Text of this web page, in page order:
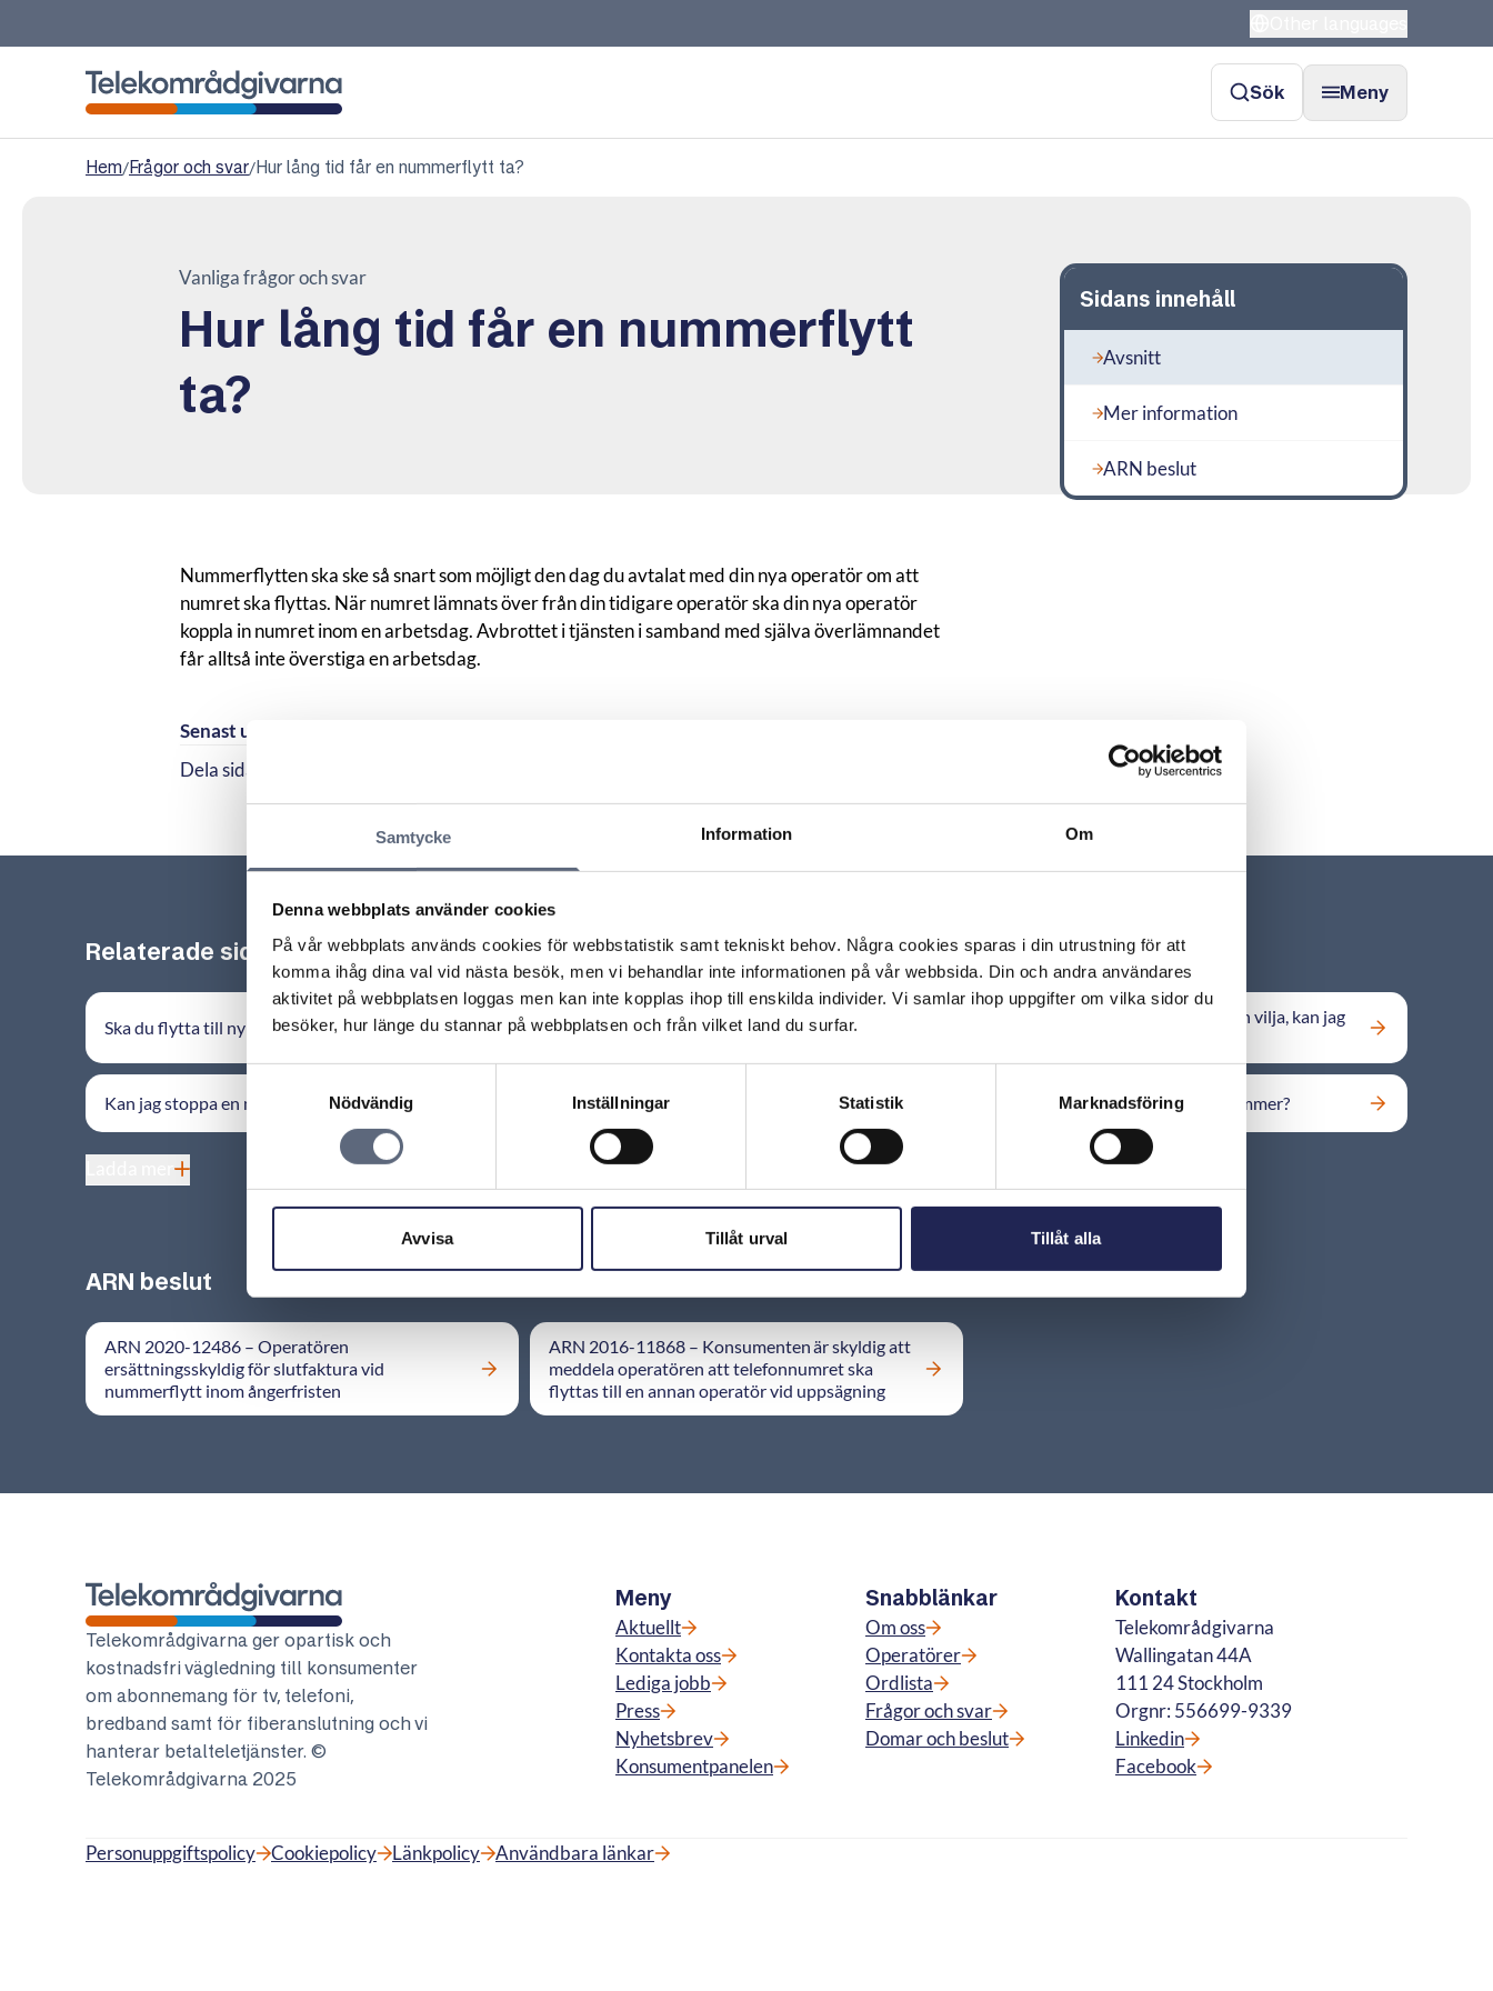
Samtycke Information Om
Denna webbplats använder cookies
På vår webbplats används cookies för webbstatistik samt tekniskt behov. Några cookies sparas i din utrustning för att
komma ihåg dina val vid nästa besök, men vi behandlar inte informationen på vår webbsida. Din och andra användares
aktivitet på webbplatsen loggas men kan inte kopplas ihop till enskilda individer. Vi samlar ihop uppgifter om vilka sidor du
besöker, hur länge du stannar på webbplatsen och från vilket land du surfar.
Samtyckesval
Nödvändig
Inställningar Statistik Marknadsföring
Avvisa Tillåt urval Tillåt alla
Sök Meny
Hem/Frågor och svar/Hur lång tid får en nummerflytt ta?
Vanliga frågor och svar
Hur lång tid får en nummerflytt
ta?
Sidans innehåll
Avsnitt
Mer information
ARN beslut
Nummerflytten ska ske så snart som möjligt den dag du avtalat med din nya operatör om att
numret ska flyttas. När numret lämnats över från din tidigare operatör ska din nya operatör
koppla in numret inom en arbetsdag. Avbrottet i tjänsten i samband med själva överlämnandet
får alltså inte överstiga en arbetsdag.
Senast uppdaterad:
Dela sidan
Relaterade sidor till frågan
Ska du flytta till ny adress?
Måste jag betala för ett mobilabonnemang som
mitt nummer har flyttats från?
Mitt nummer har flyttats mot min vilja, kan jag
Kan jag stoppa en nummerflytt? Hur vet jag vilken operatör som har numret? Kan jag få tillbaka ett förlorat nummer?
ARN beslut
ARN 2020-12486 – Operatören
ersättningsskyldig för slutfaktura vid
nummerflytt inom ångerfristen
ARN 2016-11868 – Konsumenten är skyldig att
meddela operatören att telefonnumret ska
flyttas till en annan operatör vid uppsägning
Telekområdgivarna
Telekområdgivarna ger opartisk och
kostnadsfri vägledning till konsumenter
om abonnemang för tv, telefoni,
bredband samt för fiberanslutning och vi
hanterar betalteletjänster. ©
Telekområdgivarna 2025
Meny
Aktuellt
Kontakta oss
Lediga jobb
Press
Nyhetsbrev
Konsumentpanelen
Snabblänkar
Om oss
Operatörer
Ordlista
Frågor och svar
Domar och beslut
Kontakt
Telekområdgivarna
Wallingatan 44A
111 24 Stockholm
Orgnr: 556699-9339
Linkedin
Facebook
Personuppgiftspolicy Cookiepolicy Länkpolicy Användbara länkar